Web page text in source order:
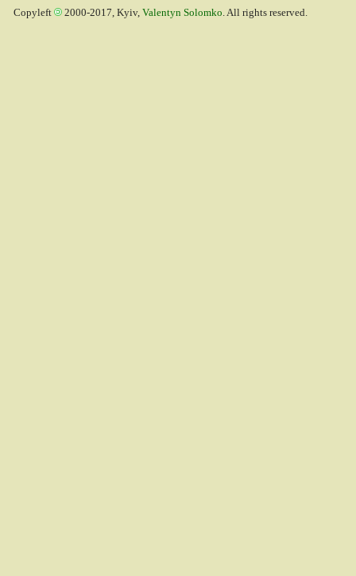
Copyleft 2000-2017, Kyiv, Valentyn Solomko. All rights reserved.